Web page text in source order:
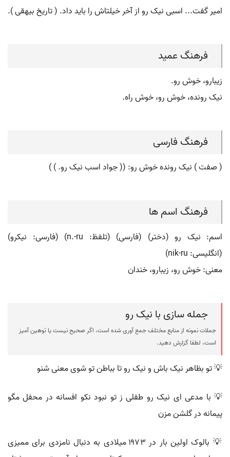
امیر گفت... اسبی نیک رو از آخر خیلتاش را باید داد. ( تاریخ بیهقی ).
فرهنگ عمید
زیبارو، خوش رو.
نیک رونده، خوش رو، خوش راه.
فرهنگ فارسی
( صفت ) نیک رونده خوش رو: (( جواد اسب نیک رو. ) )
فرهنگ اسم ها
اسم: نیک رو (دختر) (فارسی) (تلفظ: n.-ru) (فارسی: نيکرو)
(انگلیسی: nik-ru)
معنی: خوش رو، زیبارو، خندان
جمله سازی با نیک رو
جملات نمونه از منابع مختلف جمع آوری شده است، اگر صحیح نیست یا توهین آمیز
است، لطفا گزارش دهید.
💡 تو بظاهر نیک باش و نیک رو تا بباطن تو شوی معنی شنو
💡 با مدعی ای نیک رو طفلی ز تو نبود نکو افسانه در محفل مگو
پیمانه در گلشن مزن
💡 بالوک اولین بار در ۱۹۷۳ میلادی به دنبال نامزدی برای ممیزی